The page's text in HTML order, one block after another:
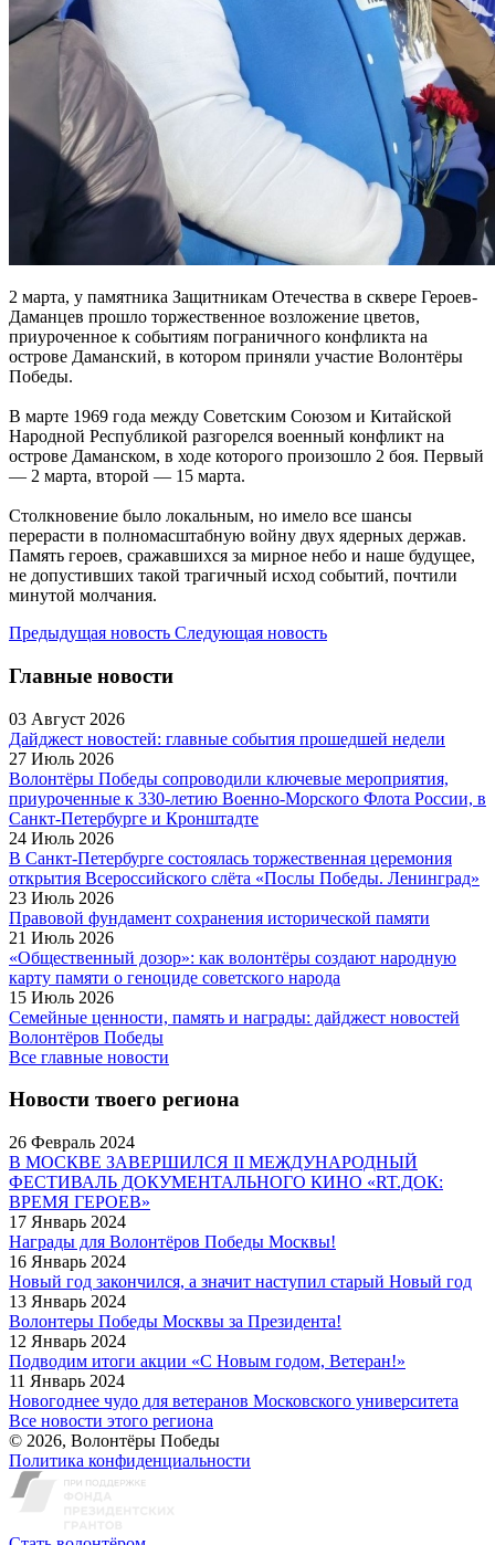
2 марта, у памятника Защитникам Отечества в сквере Героев-
Даманцев прошло торжественное возложение цветов,
приуроченное к событиям пограничного конфликта на
острове Даманский, в котором приняли участие Волонтёры
Победы.
В марте 1969 года между Советским Союзом и Китайской
Народной Республикой разгорелся военный конфликт на
острове Даманском, в ходе которого произошло 2 боя. Первый
— 2 марта, второй — 15 марта.
Столкновение было локальным, но имело все шансы
перерасти в полномасштабную войну двух ядерных держав.
Память героев, сражавшихся за мирное небо и наше будущее,
не допустивших такой трагичный исход событий, почтили
минутой молчания.
Предыдущая новость Следующая новость
Главные новости
03 Август 2026
Дайджест новостей: главные события прошедшей недели
27 Июль 2026
Волонтёры Победы сопроводили ключевые мероприятия,
приуроченные к 330-летию Военно-Морского Флота России, в
Санкт-Петербурге и Кронштадте
24 Июль 2026
В Санкт-Петербурге состоялась торжественная церемония
открытия Всероссийского слёта «Послы Победы. Ленинград»
23 Июль 2026
Правовой фундамент сохранения исторической памяти
21 Июль 2026
«Общественный дозор»: как волонтёры создают народную
карту памяти о геноциде советского народа
15 Июль 2026
Семейные ценности, память и награды: дайджест новостей
Волонтёров Победы
Все главные новости
Новости твоего региона
26 Февраль 2024
В МОСКВЕ ЗАВЕРШИЛСЯ II МЕЖДУНАРОДНЫЙ
ФЕСТИВАЛЬ ДОКУМЕНТАЛЬНОГО КИНО «RT.ДОК:
ВРЕМЯ ГЕРОЕВ»
17 Январь 2024
Награды для Волонтёров Победы Москвы!
16 Январь 2024
Новый год закончился, а значит наступил старый Новый год
13 Январь 2024
Волонтеры Победы Москвы за Президента!
12 Январь 2024
Подводим итоги акции «С Новым годом, Ветеран!»
11 Январь 2024
Новогоднее чудо для ветеранов Московского университета
Все новости этого региона
© 2026, Волонтёры Победы
Политика конфиденциальности